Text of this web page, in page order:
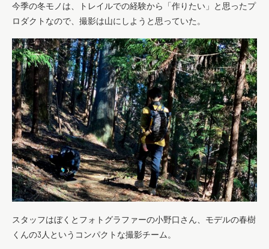
今季の冬モノは、トレイルでの経験から「作りたい」と思ったプ
ロダクトなので、撮影は山にしようと思っていた。
スタッフはぼくとフォトグラファーの小野口さん、モデルの春樹
くんの3人というコンパクトな撮影チーム。